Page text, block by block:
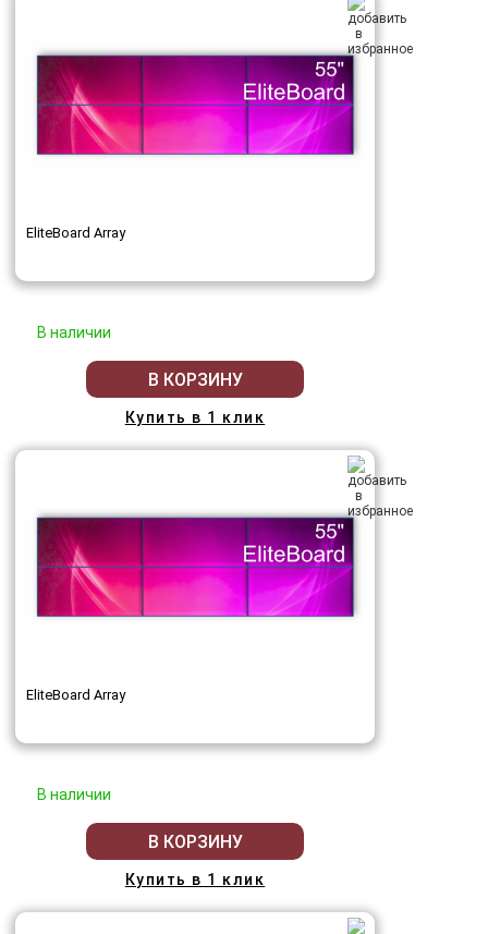
EliteBoard Array
В наличии
В КОРЗИНУ
Купить в 1 клик
EliteBoard Array
В наличии
В КОРЗИНУ
Купить в 1 клик